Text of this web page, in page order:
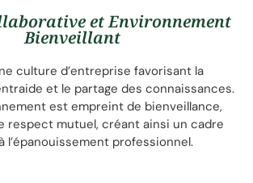
et Environnement
Bienveillant
culture d’entreprise favorisant la
et le partage des connaissances.
est empreint de bienveillance,
respect mutuel, créant ainsi un cadre
l’épanouissement professionnel.